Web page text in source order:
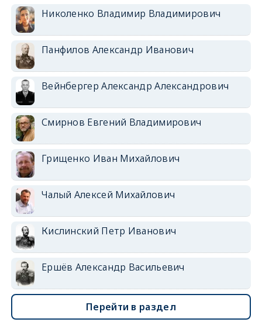
Николенко Владимир Владимирович
Панфилов Александр Иванович
Вейнбергер Александр Александрович
Смирнов Евгений Владимирович
Грищенко Иван Михайлович
Чалый Алексей Михайлович
Кислинский Петр Иванович
Ершёв Александр Васильевич
Перейти в раздел